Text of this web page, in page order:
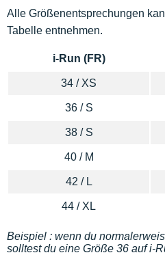
Alle Größenentsprechungen
Tabelle entnehmen.
i-Run (FR)
34 / XS
36 / S
38 / S
40 / M
42 / L
44 / XL
Beispiel : wenn du
solltest du eine Größe 36 auf i-